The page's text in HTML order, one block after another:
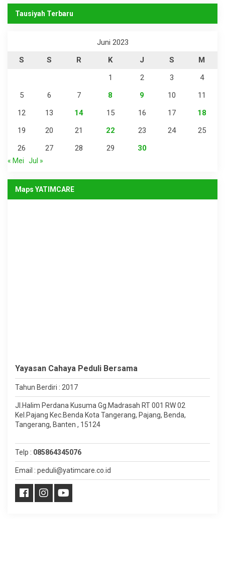
Tausiyah Terbaru
Juni 2023
S
S R K J S
M
1
2 3
4
5
6 7 8 9 10
11
12
13 14 15 16 17
18
19
20 21 22 23 24
25
26
27 28 29 30
« Mei Jul »
Maps YATIMCARE
Yayasan Cahaya Peduli Bersama
Tahun Berdiri : 2017
Jl.Halim Perdana Kusuma Gg.Madrasah RT 001 RW 02
Kel.Pajang Kec.Benda Kota Tangerang, Pajang, Benda,
Tangerang, Banten , 15124
Telp : 085864345076
Email : peduli@yatimcare.co.id